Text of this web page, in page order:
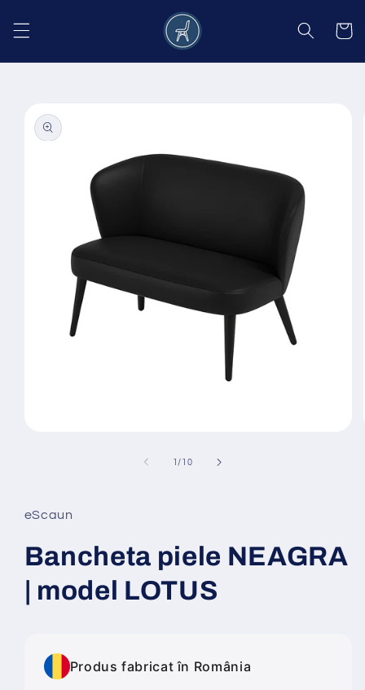
conținut
Coș
informațiile
despre
produs
fereastră
modală
1 /din
10
eScaun
Bancheta piele NEAGRA
| model LOTUS
Produs fabricat în România